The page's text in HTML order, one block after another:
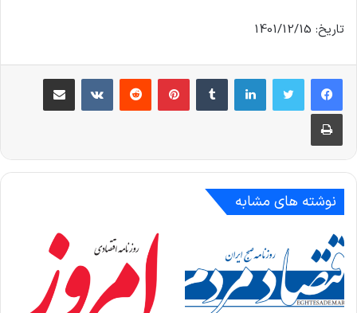
تاریخ: 1401/12/15
لینکدین ‫تامبلر ‫پین‌ترست‫رددیت ‫VKontakteاشتراک گذاری از طریق ایمیل
چاپ
نوشته های مشابه